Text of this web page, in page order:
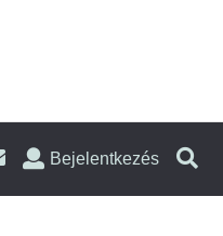
Bejelentkezés